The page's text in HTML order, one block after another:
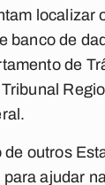
localizar
banco de
de
outros
ajudar